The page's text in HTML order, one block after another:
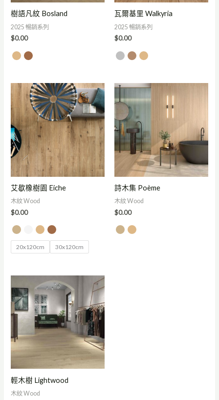
樹語凡紋 Bosland
2025 暢銷系列
$0.00
瓦爾基里 Walkyria
2025 暢銷系列
$0.00
艾歇橡樹園 Eiche
木紋 Wood
$0.00
20x120cm 30x120cm
詩木集 Poème
木紋 Wood
$0.00
輕木樹 Lightwood
木紋 Wood